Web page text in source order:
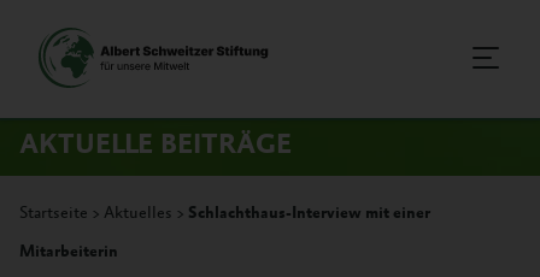
AKTUELLE BEITRÄGE
Startseite > Aktuelles > Schlachthaus-Interview mit einer
Mitarbeiterin